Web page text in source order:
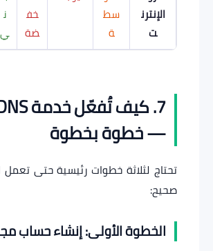
الإنترن
ت
سط
ة
خف
ضة
ن
ي
— خطوة بخطوة
تحتاج لثلاثة خطوات رئيسية حتى
صحيح:
الخطوة الأولى: إنشاء حساب